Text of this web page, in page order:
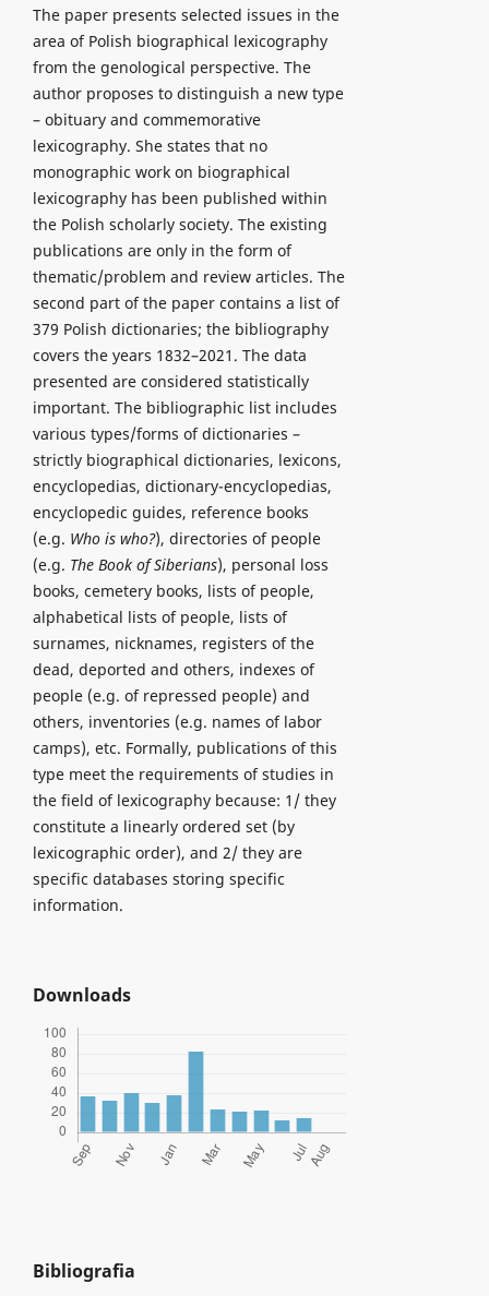
The paper presents selected issues in the
area of Polish biographical lexicography
from the genological perspective. The
author proposes to distinguish a new type
– obituary and commemorative
lexicography. She states that no
monographic work on biographical
lexicography has been published within
the Polish scholarly society. The existing
publications are only in the form of
thematic/problem and review articles. The
second part of the paper contains a list of
379 Polish dictionaries; the bibliography
covers the years 1832–2021. The data
presented are considered statistically
important. The bibliographic list includes
various types/forms of dictionaries –
strictly biographical dictionaries, lexicons,
encyclopedias, dictionary-encyclopedias,
encyclopedic guides, reference books
(e.g. Who is who?), directories of people
(e.g. The Book of Siberians), personal loss
books, cemetery books, lists of people,
alphabetical lists of people, lists of
surnames, nicknames, registers of the
dead, deported and others, indexes of
people (e.g. of repressed people) and
others, inventories (e.g. names of labor
camps), etc. Formally, publications of this
type meet the requirements of studies in
the field of lexicography because: 1/ they
constitute a linearly ordered set (by
lexicographic order), and 2/ they are
specific databases storing specific
information.
Downloads
Bibliografia